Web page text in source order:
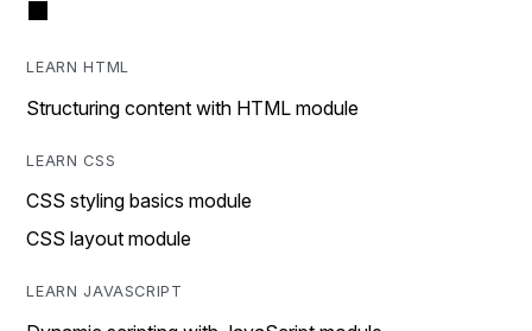
LEARN HTML
Structuring content with HTML module
LEARN CSS
CSS styling basics module
CSS layout module
LEARN JAVASCRIPT